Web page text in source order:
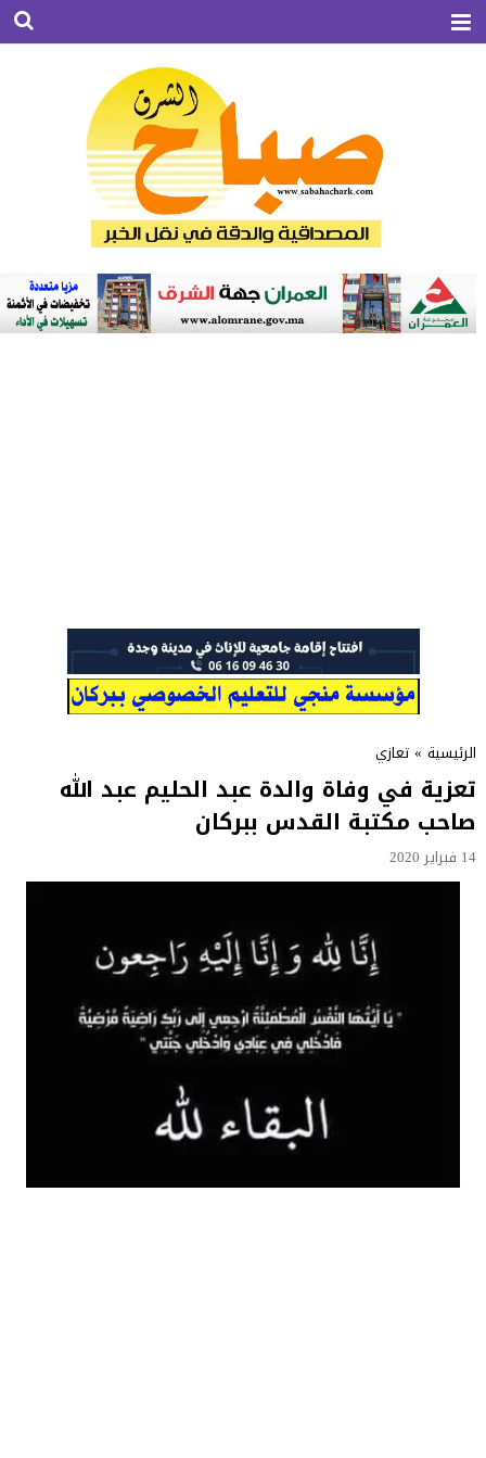
الرئيسية » تعازي
تعزية في وفاة والدة عبد الحليم عبد الله
صاحب مكتبة القدس ببركان
14 فبراير 2020